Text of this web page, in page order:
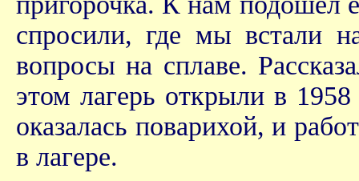
спросили, где мы встали
вопросы на сплаве.
этом лагерь открыли в
оказалась поварихой, и
в лагере.